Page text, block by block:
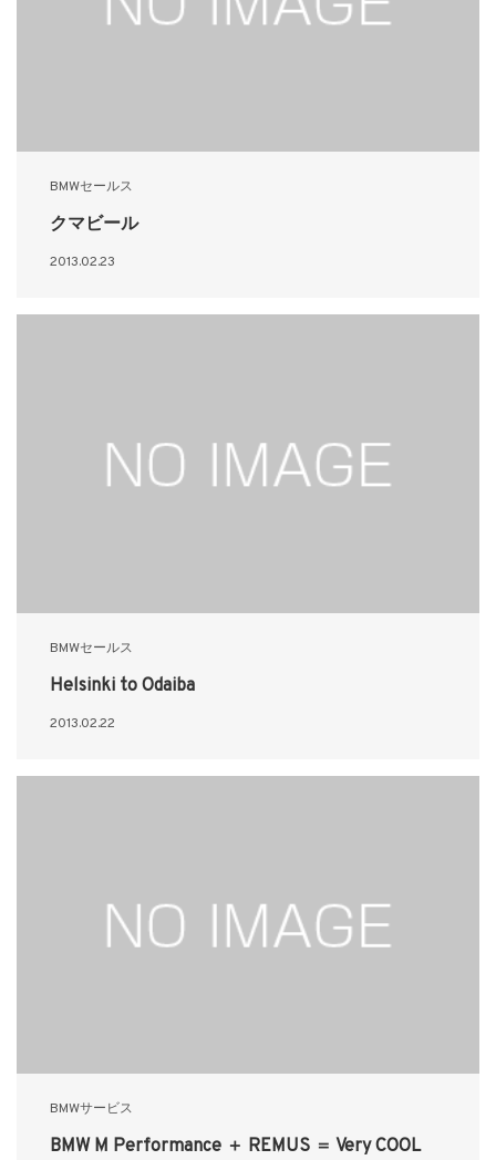
BMWセールス
クマビール
2013.02.23
BMWセールス
Helsinki to Odaiba
2013.02.22
BMWサービス
BMW M Performance ＋ REMUS ＝ Very COOL